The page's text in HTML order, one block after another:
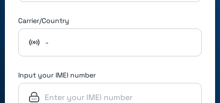
Carrier/Country
-
Input your IMEI number